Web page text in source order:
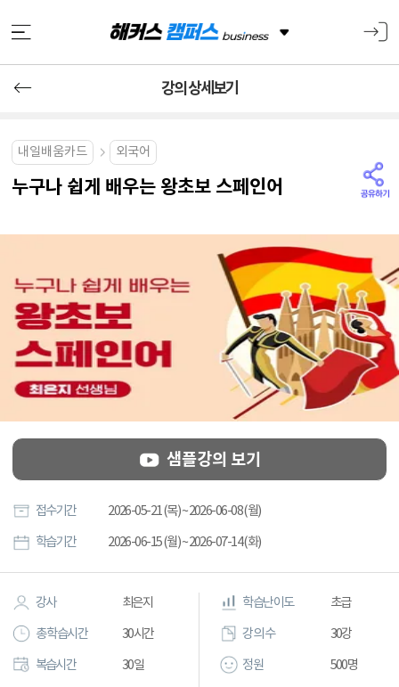
강의 상세보기
내일배움카드 외국어
누구나 쉽게 배우는 왕초보 스페인어
샘플강의 보기
접수기간 2026-05-21 (목) ~ 2026-06-08 (월)
학습기간 2026-06-15 (월) ~ 2026-07-14 (화)
강사 최은지
총 학습시간 30시간
복습시간 30일
학습난이도 초급
강의 수 30강
정원 500명